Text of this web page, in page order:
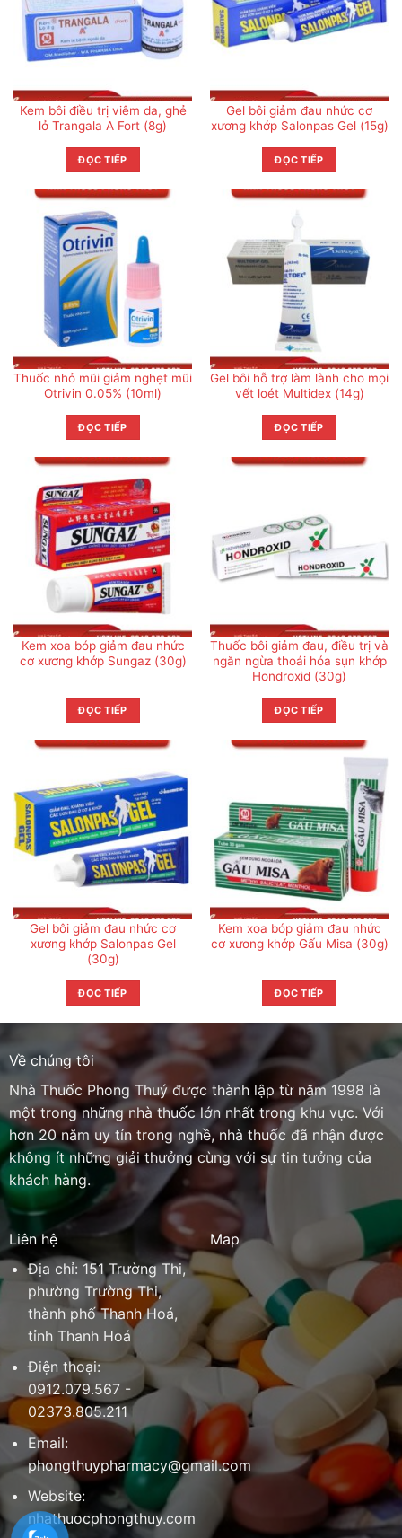
Kem bôi điều trị viêm da, ghẻ
lở Trangala A Fort (8g)
ĐỌC TIẾP
Gel bôi giảm đau nhức cơ
xương khớp Salonpas Gel (15g)
ĐỌC TIẾP
Thuốc nhỏ mũi giảm nghẹt mũi
Otrivin 0.05% (10ml)
ĐỌC TIẾP
Gel bôi hỗ trợ làm lành cho mọi
vết loét Multidex (14g)
ĐỌC TIẾP
Kem xoa bóp giảm đau nhức
cơ xương khớp Sungaz (30g)
ĐỌC TIẾP
Thuốc bôi giảm đau, điều trị và
ngăn ngừa thoái hóa sụn khớp
Hondroxid (30g)
ĐỌC TIẾP
Gel bôi giảm đau nhức cơ
xương khớp Salonpas Gel
(30g)
ĐỌC TIẾP
Kem xoa bóp giảm đau nhức
cơ xương khớp Gấu Misa (30g)
ĐỌC TIẾP
Về chúng tôi
Nhà Thuốc Phong Thuý được thành lập từ năm 1998 là
một trong những nhà thuốc lớn nhất trong khu vực. Với
hơn 20 năm uy tín trong nghề, nhà thuốc đã nhận được
không ít những giải thưởng cùng với sự tin tưởng của
khách hàng.
Liên hệ
Địa chỉ: 151 Trường Thi,
phường Trường Thi,
thành phố Thanh Hoá,
tỉnh Thanh Hoá
Điện thoại:
0912.079.567 -
02373.805.211
Email:
phongthuypharmacy@gmail.com
Website:
nhathuocphongthuy.com
Map